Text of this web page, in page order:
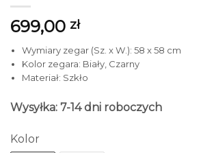
699,00 zł
Wymiary zegar (Sz. x W.): 58 x 58 cm
Kolor zegara: Biały, Czarny
Materiał: Szkło
Wysyłka: 7-14 dni roboczych
Kolor